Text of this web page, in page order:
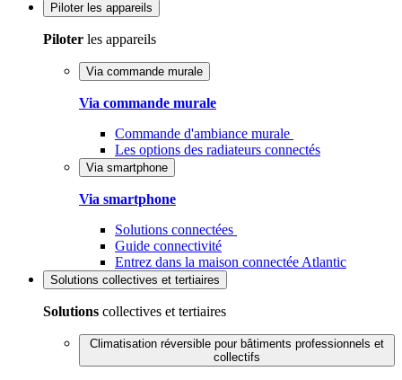
Piloter les appareils
Piloter les appareils
Via commande murale
Via commande murale
Commande d'ambiance murale
Les options des radiateurs connectés
Via smartphone
Via smartphone
Solutions connectées
Guide connectivité
Entrez dans la maison connectée Atlantic
Solutions collectives et tertiaires
Solutions collectives et tertiaires
Climatisation réversible pour bâtiments professionnels et
collectifs